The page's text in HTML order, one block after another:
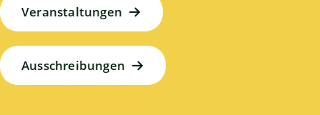
Veranstaltungen
Ausschreibungen